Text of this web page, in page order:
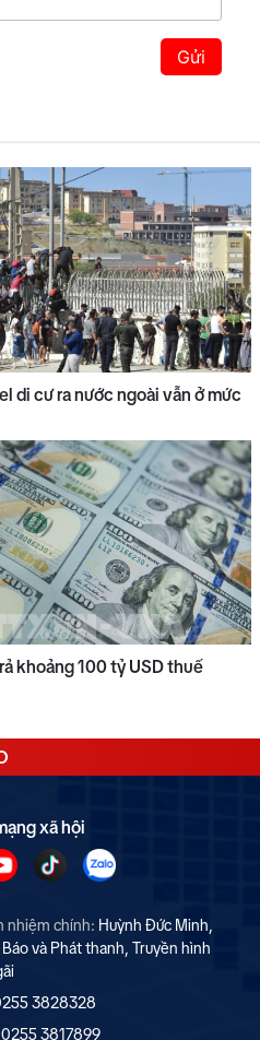
Gửi
di cư ra nước ngoài vẫn ở mức
khoảng 100 tỷ USD thuế
xã hội
nhiệm chính: Huỳnh Đức Minh,
và Phát thanh, Truyền hình
3828328
0255 3817899